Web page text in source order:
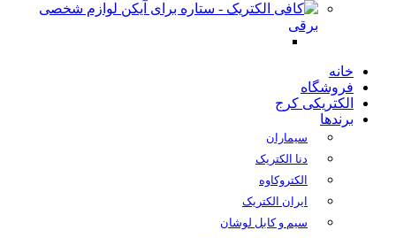
لوازم شخصی
برقی
خانه
فروشگاه
الکتریکی کرج
برندها
سیماران
دنا الکتریک
الکتروکاوه
ایران الکتریک
سیم و کابل لوشان